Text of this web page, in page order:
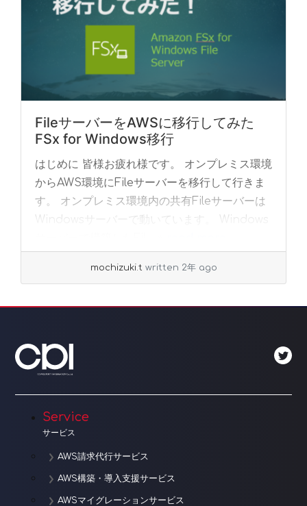
FileサーバーをAWSに移行してみた
FSx for Windows移行
はじめに 皆様お疲れ様です。 オンプレミス環境
からAWS環境にFileサーバーを移行して行きま
す。 オンプレミス環境内の共有Fileサーバーは
Windowsサーバーで動いています。 Windows
mochizuki.t written 2年 ago
Service
サービス
AWS請求代行サービス
AWS構築・導入支援サービス
AWSマイグレーションサービス